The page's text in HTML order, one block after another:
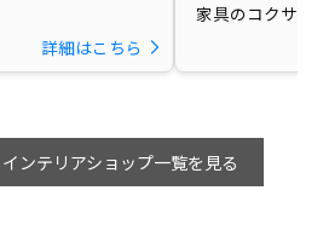
詳細はこちら
家具のコクサイ
ンテリアショップ一覧を見る